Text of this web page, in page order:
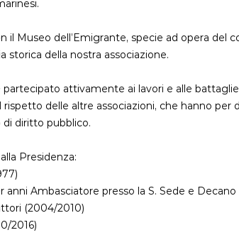
il Museo dell’Emigrante, specie ad opera del
storica della nostra associazione.
partecipato attivamente ai lavori e alle
rispetto delle altre associazioni, che hanno
diritto pubblico.
Presidenza:
anni Ambasciatore presso la S. Sede e
(2004/2010)
2016)